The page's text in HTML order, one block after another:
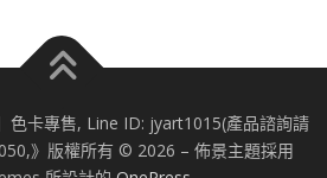
色卡專售, Line ID: jyart1015(產品諮詢請
》版權所有 © 2026 – 佈景主題採用